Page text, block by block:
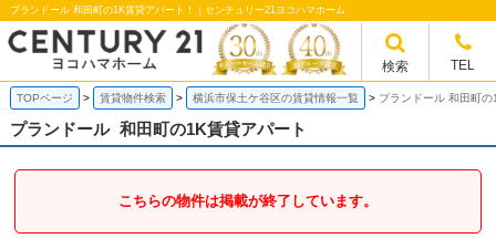
検索 TEL
プランドール 和田町の1K賃貸アパート！｜センチュリー21ヨコハマホーム
TOPページ 賃貸物件検索 横浜市保土ケ谷区の賃貸情報一覧 プランドール 和田町
プランドール 和田町の1K賃貸アパート
こちらの物件は掲載が終了しています。